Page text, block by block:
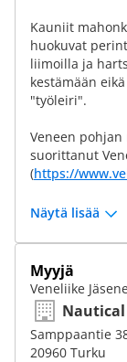
Kauniit
huokuvat
liimoilla ja
kestämään
"työleiri".
Veneen
suorittanut
(https://
Näytä lisää
Myyjä
Veneliike
Samppaantie
20960 Turku